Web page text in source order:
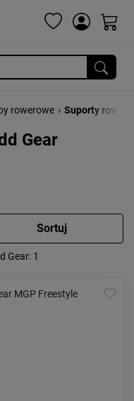
rowerowe › Suporty
Gear
od najwyższej
Gear: 1